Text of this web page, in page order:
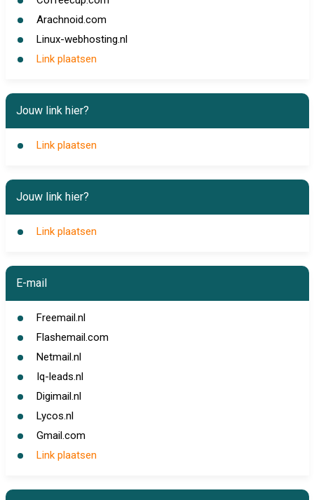
Arachnoid.com
Linux-webhosting.nl
Link plaatsen
Jouw link hier?
Link plaatsen
Jouw link hier?
Link plaatsen
E-mail
Freemail.nl
Flashemail.com
Netmail.nl
Iq-leads.nl
Digimail.nl
Lycos.nl
Gmail.com
Link plaatsen